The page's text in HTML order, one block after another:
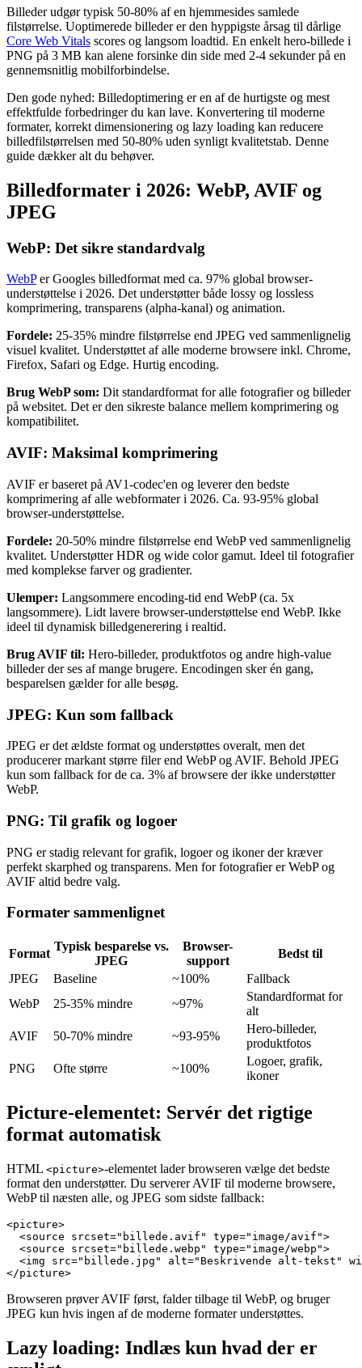
Billeder udgør typisk 50-80% af en hjemmesides samlede
filstørrelse. Uoptimerede billeder er den hyppigste årsag til dårlige
Core Web Vitals scores og langsom loadtid. En enkelt hero-billede i
PNG på 3 MB kan alene forsinke din side med 2-4 sekunder på en
gennemsnitlig mobilforbindelse.
Den gode nyhed: Billedoptimering er en af de hurtigste og mest
effektfulde forbedringer du kan lave. Konvertering til moderne
formater, korrekt dimensionering og lazy loading kan reducere
billedfilstørrelsen med 50-80% uden synligt kvalitetstab. Denne
guide dækker alt du behøver.
Billedformater i 2026: WebP, AVIF og
JPEG
WebP: Det sikre standardvalg
WebPer Googles billedformat med ca. 97% global browser-
understøttelse i 2026. Det understøtter både lossy og lossless
komprimering, transparens (alpha-kanal) og animation.
Fordele: 25-35% mindre filstørrelse end JPEG ved sammenlignelig
visuel kvalitet. Understøttet af alle moderne browsere inkl. Chrome,
Firefox, Safari og Edge. Hurtig encoding.
Brug WebP som: Dit standardformat for alle fotografier og billeder
på websitet. Det er den sikreste balance mellem komprimering og
kompatibilitet.
AVIF: Maksimal komprimering
AVIF er baseret på AV1-codec'en og leverer den bedste
komprimering af alle webformater i 2026. Ca. 93-95% global
browser-understøttelse.
Fordele: 20-50% mindre filstørrelse end WebP ved sammenlignelig
kvalitet. Understøtter HDR og wide color gamut. Ideel til fotografier
med komplekse farver og gradienter.
Ulemper: Langsommere encoding-tid end WebP (ca. 5x
langsommere). Lidt lavere browser-understøttelse end WebP. Ikke
ideel til dynamisk billedgenerering i realtid.
Brug AVIF til: Hero-billeder, produktfotos og andre high-value
billeder der ses af mange brugere. Encodingen sker én gang,
besparelsen gælder for alle besøg.
JPEG: Kun som fallback
JPEG er det ældste format og understøttes overalt, men det
producerer markant større filer end WebP og AVIF. Behold JPEG
kun som fallback for de ca. 3% af browsere der ikke understøtter
WebP.
PNG: Til grafik og logoer
PNG er stadig relevant for grafik, logoer og ikoner der kræver
perfekt skarphed og transparens. Men for fotografier er WebP og
AVIF altid bedre valg.
Formater sammenlignet
Format
Typisk besparelse vs.
JPEG
Browser-
support
Bedst til
JPEG
Baseline ~100%
Fallback
WebP
25-35% mindre ~97%
Standardformat for
alt
AVIF
50-70% mindre ~93-95%
Hero-billeder,
produktfotos
PNG
Ofte større ~100%
Logoer, grafik,
ikoner
Picture-elementet: Servér det rigtige
format automatisk
HTML <picture>-elementet lader browseren vælge det bedste
format den understøtter. Du serverer AVIF til moderne browsere,
WebP til næsten alle, og JPEG som sidste fallback:
<picture>
  <source srcset="billede.avif" type="image/avif">
  <source srcset="billede.webp" type="image/webp">
<img src="billede.jpg" alt="Beskrivende alt-tekst"
</picture>
Browseren prøver AVIF først, falder tilbage til WebP, og bruger
JPEG kun hvis ingen af de moderne formater understøttes.
Lazy loading: Indlæs kun hvad der er